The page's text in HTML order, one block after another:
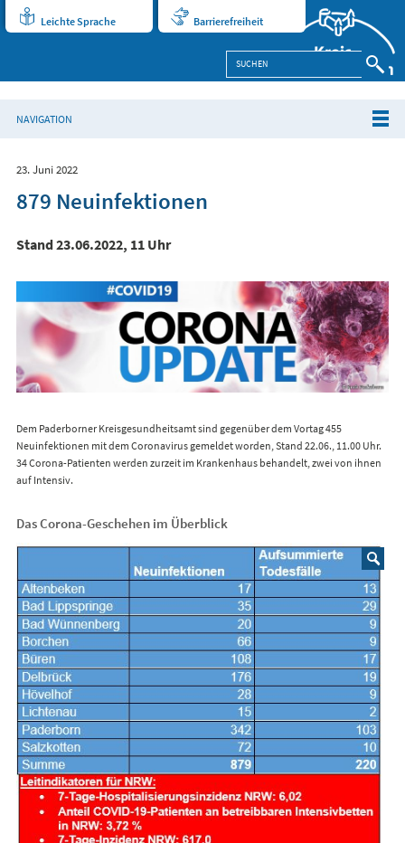
Leichte Sprache Barrierefreiheit
NAVIGATION
23. Juni 2022
879 Neuinfektionen
Stand 23.06.2022, 11 Uhr
Dem Paderborner Kreisgesundheitsamt sind gegenüber dem Vortag 455
Neuinfektionen mit dem Coronavirus gemeldet worden, Stand 22.06., 11.00 Uhr.
34 Corona-Patienten werden zurzeit im Krankenhaus behandelt, zwei von ihnen
auf Intensiv.
Das Corona-Geschehen im Überblick